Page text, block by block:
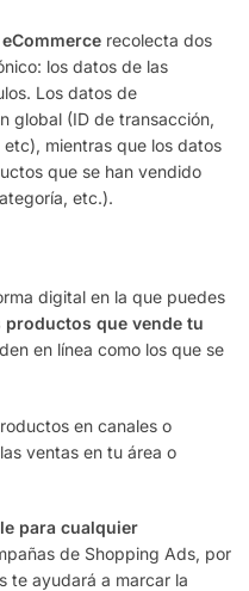
recolecta dos
los datos de las
Los datos de
global (ID de transacción,
mientras que los datos
que se han vendido
etc.).
digital en la que puedes
que vende tu
en línea como los que se
en canales o
ventas en tu área o
para cualquier
de Shopping Ads, por
te ayudará a marcar la